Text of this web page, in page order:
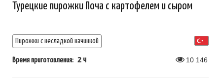
Турецкие пирожки Поча с картофелем и сыром
Пирожки с несладкой начинкой
Время приготовления: 2 ч 10 146